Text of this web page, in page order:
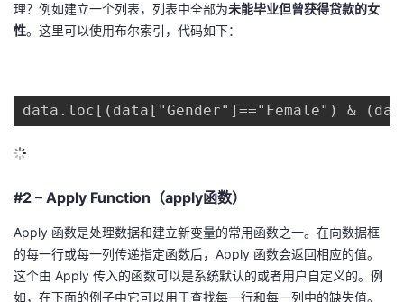
动
关
证
实
的
藏
持
建
理？例如建立一个列表，列表中全部为未能毕业但曾获得贷款的女
性。这里可以使用布尔索引，代码如下：
data.loc[(data["Gender"]=="Female") &
#2 – Apply Function（apply函数）
Apply 函数是处理数据和建立新变量的常用函数之一。在向数据框
的每一行或每一列传递指定函数后，Apply 函数会返回相应的值。
这个由 Apply 传入的函数可以是系统默认的或者用户自定义的。例
如，在下面的例子中它可以用于查找每一行和每一列中的缺失值。